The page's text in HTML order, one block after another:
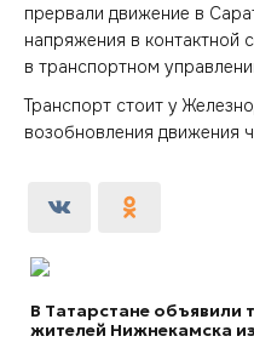
прервали движение в
напряжения в контактной
в транспортном
Транспорт стоит у
возобновления движения
В Татарстане объявили
жителей Нижнекамска